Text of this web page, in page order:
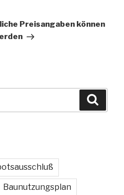
Preisangaben können
Baunutzungsplan